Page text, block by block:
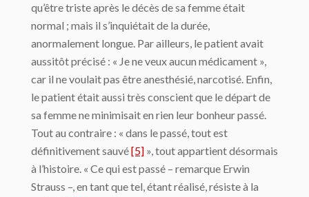
qu’être triste après le décès de sa femme était
normal ; mais il s’inquiétait de la durée,
anormalement longue. Par ailleurs, le patient avait
aussitôt précisé : « Je ne veux aucun médicament »,
car il ne voulait pas être anesthésié, narcotisé. Enfin,
le patient était aussi très conscient que le départ de
sa femme ne minimisait en rien leur bonheur passé.
Tout au contraire : « dans le passé, tout est
définitivement sauvé[5] », tout appartient désormais
à l’histoire. « Ce qui est passé – remarque Erwin
Strauss –, en tant que tel, étant réalisé, résiste à la